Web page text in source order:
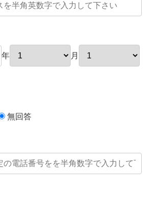
年 月
無回答